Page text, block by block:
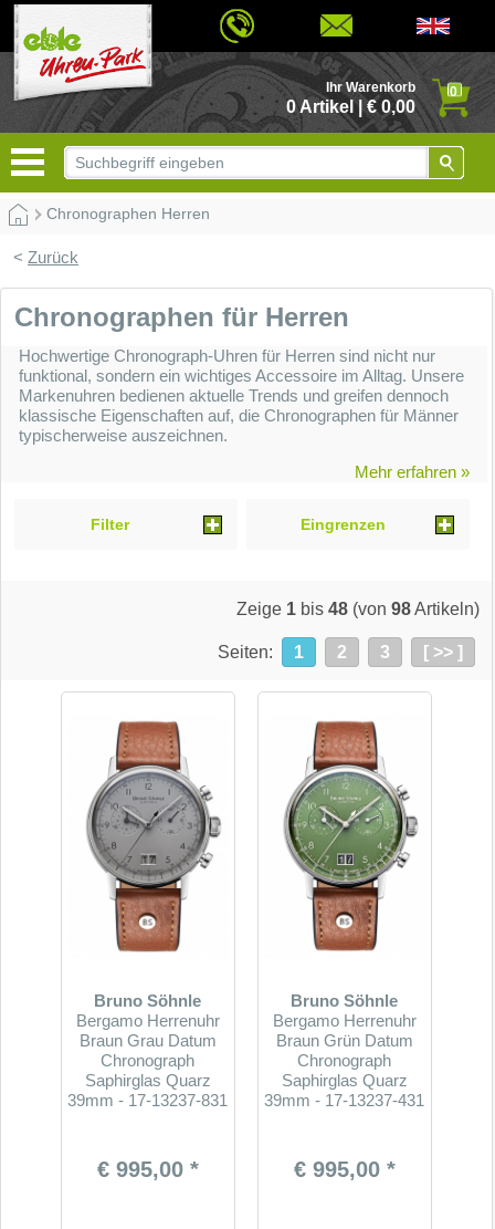
Ihr Warenkorb
0 Artikel | € 0,00
0
Chronographen Herren
< Zurück
Chronographen für Herren
Hochwertige Chronograph-Uhren für Herren sind nicht nur
funktional, sondern ein wichtiges Accessoire im Alltag. Unsere
Markenuhren bedienen aktuelle Trends und greifen dennoch
klassische Eigenschaften auf, die Chronographen für Männer
typischerweise auszeichnen.
Mehr erfahren »
Filter Eingrenzen
Zeige 1 bis 48 (von 98Artikeln)
Seiten: 1 2 3 [ >> ]
Bruno Söhnle
Bergamo Herrenuhr
Braun Grau Datum
Chronograph
Saphirglas Quarz
39mm - 17-13237-831
€ 995,00 *
Bruno Söhnle
Bergamo Herrenuhr
Braun Grün Datum
Chronograph
Saphirglas Quarz
39mm - 17-13237-431
€ 995,00 *